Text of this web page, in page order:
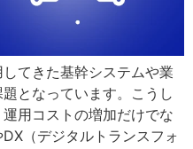
てきた基幹システムや業
となっています。こうし
用コストの増加だけでな
（デジタルトランスフォ